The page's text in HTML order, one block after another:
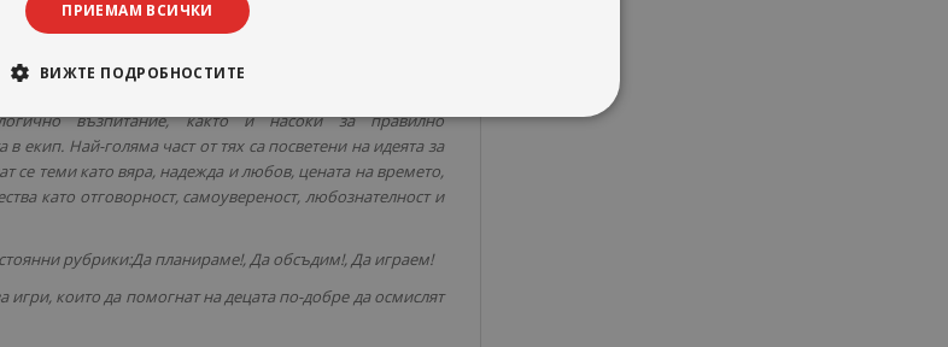
гнева и с агресията; мирно решаване на конфликти –
при терористична заплаха; киберзащита – 1 час.
възпитание, както и на­соки за правилно
екип. Най-голяма част от тях са посветени на идеята за
се теми като вяра, надежда и любов, цената на времето,
като отговорност, самоувереност, любознателност и
рубрики:Да планираме!, Да обсъдим!, Да играем!
които да помогнат на децата по-добре да осмислят
ПРИЕМАМ ВСИЧКИ
ВИЖТЕ ПОДРОБНОСТИТЕ